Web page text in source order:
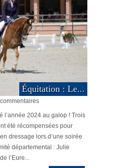
Équitation : Le...
l’année 2024 au galop ! Trois
été récompensées pour
dressage lors d’une soirée
départemental : Julie
l’Eure...